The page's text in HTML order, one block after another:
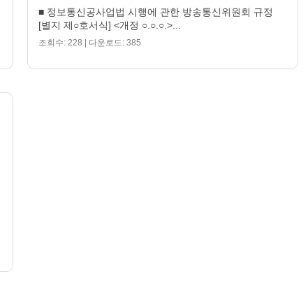
■ 정보통신공사업법 시행에 관한 방송통신위원회 규정
[별지 제○호서식] <개정 ○.○.○.>...
조회수: 228 | 다운로드: 385